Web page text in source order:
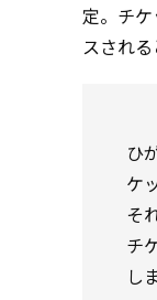
定。チ
スされ
ひ
ケ
そ
チ
し